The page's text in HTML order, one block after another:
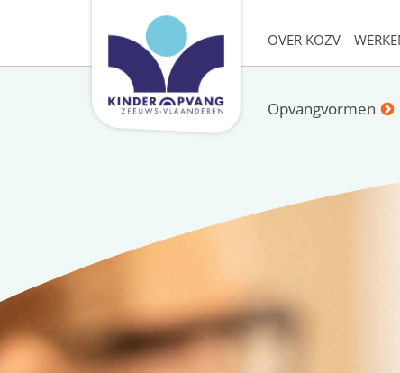
OVER KOZV
Opvangvormen